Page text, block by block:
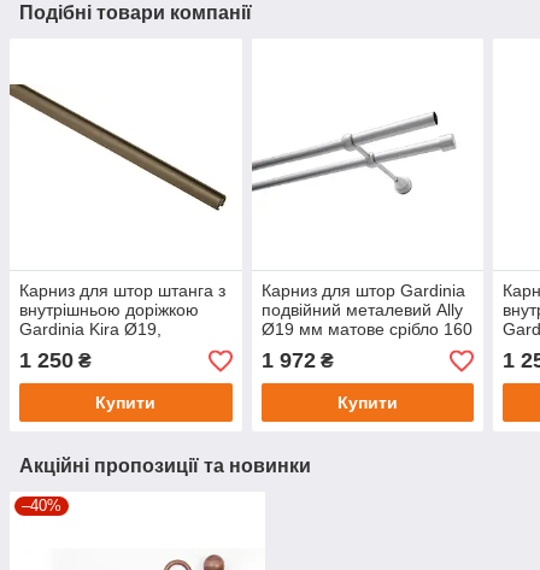
Подібні товари компанії
Карниз для штор штанга з
внутрішньою доріжкою
Gardinia Kira Ø19,
капучино 160 см
1 250 ₴
Купити
Карниз для штор Gardinia
подвійний металевий Ally
Ø19 мм матове срібло 160
см
1 972₴
Купити
160
1
Акційні пропозиції та новинки
–40%